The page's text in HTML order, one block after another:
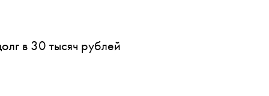
в 30 тысяч рублей